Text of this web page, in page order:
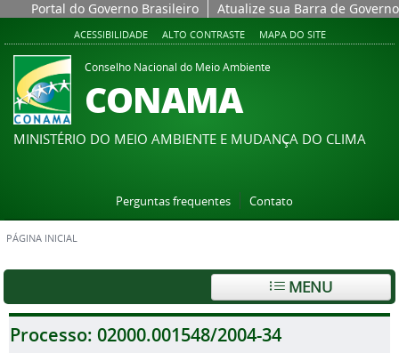
Portal do Governo Brasileiro Atualize sua Barra de Governo
ACESSIBILIDADE ALTO CONTRASTE MAPA DO SITE
Conselho Nacional do Meio Ambiente
CONAMA
MINISTÉRIO DO MEIO AMBIENTE E MUDANÇA DO CLIMA
Perguntas frequentes Contato
PÁGINA INICIAL
MENU
Processo: 02000.001548/2004-34